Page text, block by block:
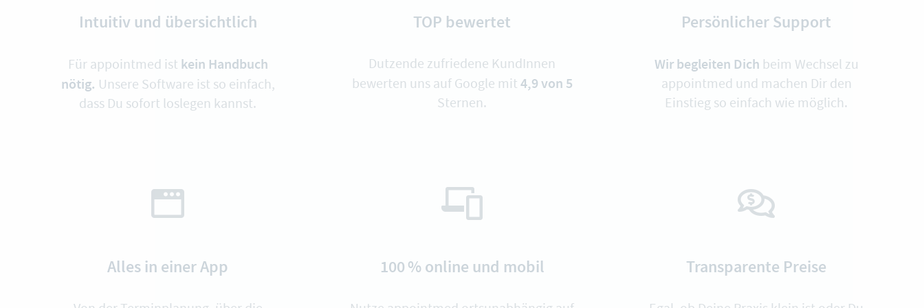
Intuitiv und übersichtlich
Für appointmed ist kein Handbuch
nötig. Unsere Software ist so einfach,
dass Du sofort loslegen kannst.
TOP bewertet
Dutzende zufriedene KundInnen
bewerten uns auf Google mit 4,9 von 5
Sternen.
Persönlicher Support
Wir begleiten Dich beim Wechsel zu
appointmed und machen Dir den
Einstieg so einfach wie möglich.
Alles in einer App 100 % online und mobil Transparente Preise